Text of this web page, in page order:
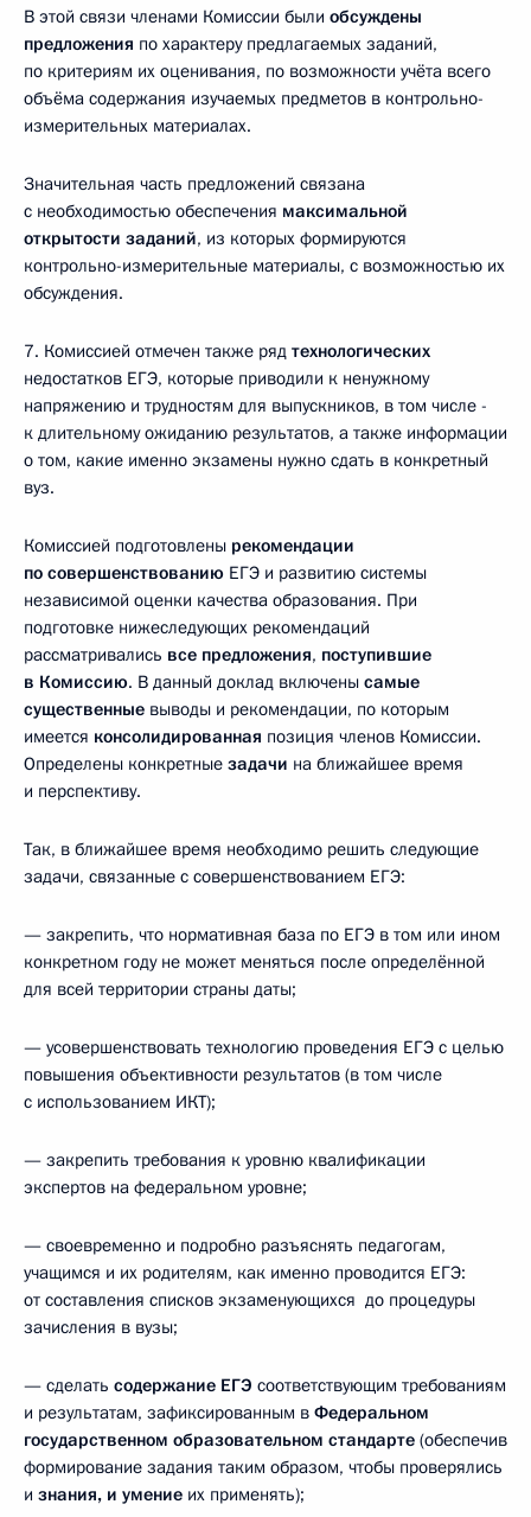
В этой связи членами Комиссии были обсуждены
предложения по характеру предлагаемых заданий,
по критериям их оценивания, по возможности учёта всего
объёма содержания изучаемых предметов в контрольно-
измерительных материалах.
Значительная часть предложений связана
с необходимостью обеспечения максимальной
открытости заданий, из которых формируются
контрольно-измерительные материалы, с возможностью их
обсуждения.
7. Комиссией отмечен также ряд технологических
недостатков ЕГЭ, которые приводили к ненужному
напряжению и трудностям для выпускников, в том числе ­
к длительному ожиданию результатов, а также информации
о том, какие именно экзамены нужно сдать в конкретный
вуз.
Комиссией подготовлены рекомендации
по совершенствованию ЕГЭ и развитию системы
независимой оценки качества образования. При
подготовке нижеследующих рекомендаций
рассматривались все предложения, поступившие
в Комиссию. В данный доклад включены самые
существенные выводы и рекомендации, по которым
имеется консолидированная позиция членов Комиссии.
Определены конкретные задачи на ближайшее время
и перспективу.
Так, в ближайшее время необходимо решить следующие
задачи, связанные с совершенствованием ЕГЭ:
— закрепить, что нормативная база по ЕГЭ в том или ином
конкретном году не может меняться после определённой
для всей территории страны даты;
— усовершенствовать технологию проведения ЕГЭ с целью
повышения объективности результатов (в том числе
с использованием ИКТ);
— закрепить требования к уровню квалификации
экспертов на федеральном уровне;
— своевременно и подробно разъяснять педагогам,
учащимся и их родителям, как именно проводится ЕГЭ:
от составления списков экзаменующихся ­ до процедуры
зачисления в вузы;
— сделать содержание ЕГЭ соответствующим требованиям
и результатам, зафиксированным в Федеральном
государственном образовательном стандарте (обеспечив
формирование задания таким образом, чтобы проверялись
и знания, и умение их применять);